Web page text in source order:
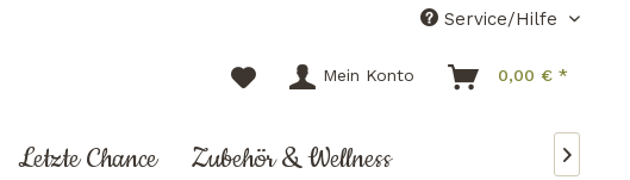
Service/Hilfe
Mein Konto 0,00 € *
Letzte Chance Zubehör & Wellness 